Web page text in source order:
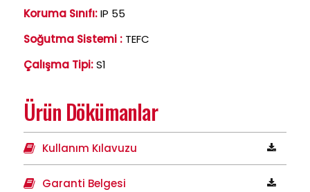
Koruma Sınıfı:IP 55
Soğutma Sistemi : TEFC
Çalışma Tipi:S1
Ürün Dökümanlar
Kullanım Kılavuzu
Garanti Belgesi